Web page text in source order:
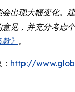
出现大幅变化。
见，并充分考
》 。
http://